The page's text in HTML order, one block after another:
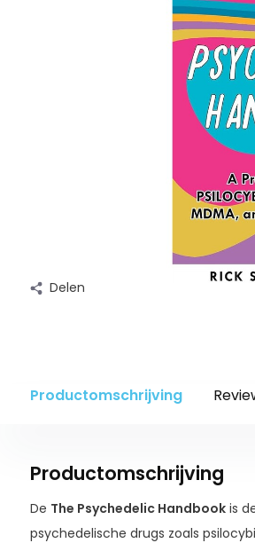
Delen
Productomschrijving
Productomschrijving
De The Psychedelic Handbookis
psychedelische drugs zoals